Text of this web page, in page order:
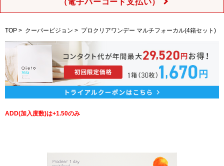
TOP > クーパービジョン > プロクリアワンデー マルチフォーカル(4箱セット)
ADD(加入度数)は+1.50のみ